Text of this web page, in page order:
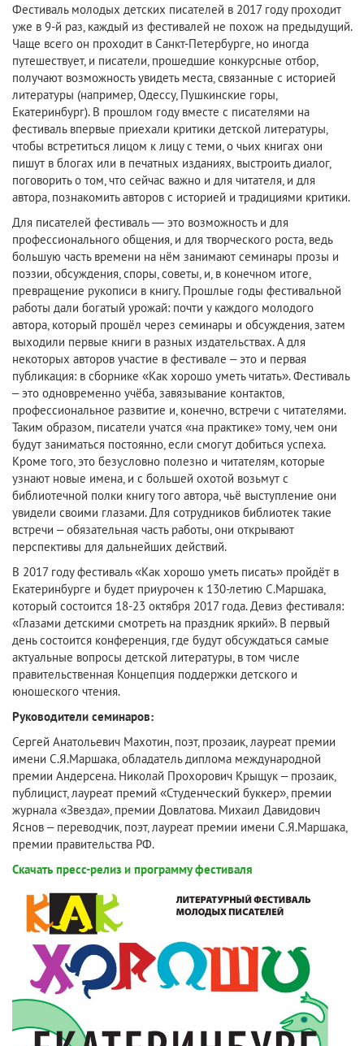
Фестиваль молодых детских писателей в 2017 году проходит
уже в 9-й раз, каждый из фестивалей не похож на предыдущий.
Чаще всего он проходит в Санкт-Петербурге, но иногда
путешествует, и писатели, прошедшие конкурсные отбор,
получают возможность увидеть места, связанные с историей
литературы (например, Одессу, Пушкинские горы,
Екатеринбург). В прошлом году вместе с писателями на
фестиваль впервые приехали критики детской литературы,
чтобы встретиться лицом к лицу с теми, о чьих книгах они
пишут в блогах или в печатных изданиях, выстроить диалог,
поговорить о том, что сейчас важно и для читателя, и для
автора, познакомить авторов с историей и традициями критики.
Для писателей фестиваль — это возможность и для
профессионального общения, и для творческого роста, ведь
большую часть времени на нём занимают семинары прозы и
поэзии, обсуждения, споры, советы, и, в конечном итоге,
превращение рукописи в книгу. Прошлые годы фестивальной
работы дали богатый урожай: почти у каждого молодого
автора, который прошёл через семинары и обсуждения, затем
выходили первые книги в разных издательствах. А для
некоторых авторов участие в фестивале – это и первая
публикация: в сборнике «Как хорошо уметь читать». Фестиваль
– это одновременно учёба, завязывание контактов,
профессиональное развитие и, конечно, встречи с читателями.
Таким образом, писатели учатся «на практике» тому, чем они
будут заниматься постоянно, если смогут добиться успеха.
Кроме того, это безусловно полезно и читателям, которые
узнают новые имена, и с большей охотой возьмут с
библиотечной полки книгу того автора, чьё выступление они
увидели своими глазами. Для сотрудников библиотек такие
встречи – обязательная часть работы, они открывают
перспективы для дальнейших действий.
В 2017 году фестиваль «Как хорошо уметь писать» пройдёт в
Екатеринбурге и будет приурочен к 130-летию С.Маршака,
который состоится 18-23 октября 2017 года. Девиз фестиваля:
«Глазами детскими смотреть на праздник яркий». В первый
день состоится конференция, где будут обсуждаться самые
актуальные вопросы детской литературы, в том числе
правительственная Концепция поддержки детского и
юношеского чтения.
Руководители семинаров:
Сергей Анатольевич Махотин, поэт, прозаик, лауреат премии
имени С.Я.Маршака, обладатель диплома международной
премии Андерсена. Николай Прохорович Крыщук – прозаик,
публицист, лауреат премий «Студенческий буккер», премии
журнала «Звезда», премии Довлатова. Михаил Давидович
Яснов – переводчик, поэт, лауреат премии имени С.Я.Маршака,
премии правительства РФ.
Скачать пресс-релиз и программу фестиваля